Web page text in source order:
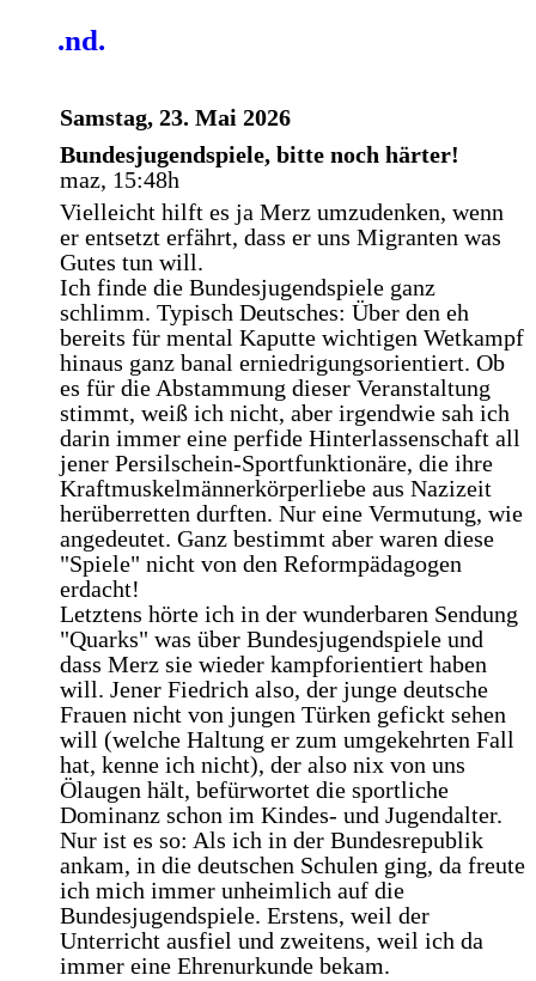
.nd.
Samstag, 23. Mai 2026
Bundesjugendspiele, bitte noch härter!
maz, 15:48h
Vielleicht hilft es ja Merz umzudenken, wenn
er entsetzt erfährt, dass er uns Migranten was
Gutes tun will.
Ich finde die Bundesjugendspiele ganz
schlimm. Typisch Deutsches: Über den eh
bereits für mental Kaputte wichtigen Wetkampf
hinaus ganz banal erniedrigungsorientiert. Ob
es für die Abstammung dieser Veranstaltung
stimmt, weiß ich nicht, aber irgendwie sah ich
darin immer eine perfide Hinterlassenschaft all
jener Persilschein-Sportfunktionäre, die ihre
Kraftmuskelmännerkörperliebe aus Nazizeit
herüberretten durften. Nur eine Vermutung, wie
angedeutet. Ganz bestimmt aber waren diese
"Spiele" nicht von den Reformpädagogen
erdacht!
Letztens hörte ich in der wunderbaren Sendung
"Quarks" was über Bundesjugendspiele und
dass Merz sie wieder kampforientiert haben
will. Jener Fiedrich also, der junge deutsche
Frauen nicht von jungen Türken gefickt sehen
will (welche Haltung er zum umgekehrten Fall
hat, kenne ich nicht), der also nix von uns
Ölaugen hält, befürwortet die sportliche
Dominanz schon im Kindes- und Jugendalter.
Nur ist es so: Als ich in der Bundesrepublik
ankam, in die deutschen Schulen ging, da freute
ich mich immer unheimlich auf die
Bundesjugendspiele. Erstens, weil der
Unterricht ausfiel und zweitens, weil ich da
immer eine Ehrenurkunde bekam.